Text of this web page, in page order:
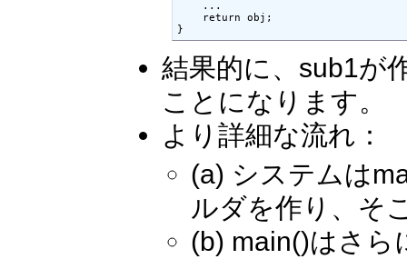
    ...
    return obj;
}
結果的に、sub1が
ことになります。
より詳細な流れ：
(a) システムは
ルダを作り、そ
(b) main()はさら